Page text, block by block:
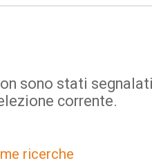
sono stati
corrente.
ricerche